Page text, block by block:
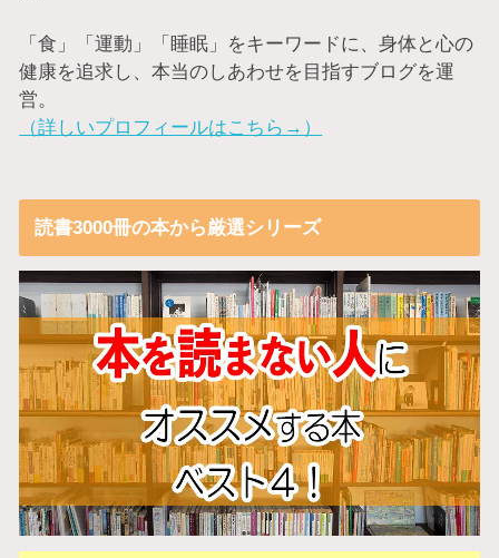
「食」「運動」「睡眠」をキーワードに、身体と心の
健康を追求し、本当のしあわせを目指すブログを運
営。
（詳しいプロフィールはこちら→）
読書3000冊の本から厳選シリーズ